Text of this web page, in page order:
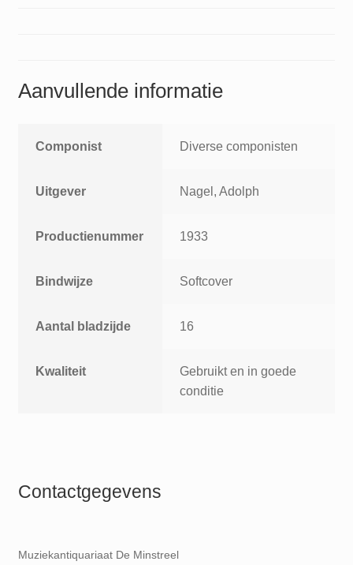
Aanvullende informatie
Componist Diverse componisten
Uitgever Nagel, Adolph
Productienummer 1933
Bindwijze Softcover
Aantal bladzijde 16
Kwaliteit
Gebruikt en in goede
conditie
Contactgegevens
Muziekantiquariaat De Minstreel